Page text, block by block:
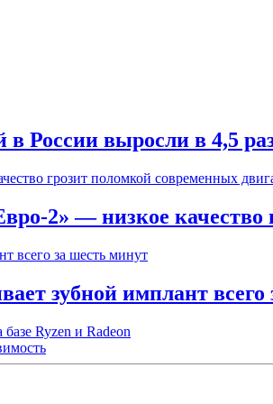
России выросли в 4,5
2» — низкое
зубной имплант
Ryzen и Radeon